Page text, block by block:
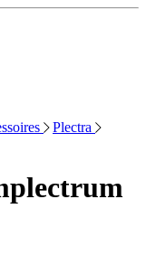
Plectra